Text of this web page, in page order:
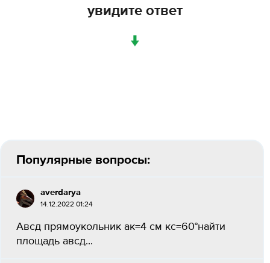
увидите ответ
↓
Популярные вопросы:
averdarya
14.12.2022 01:24
Авсд прямоукольник ак=4 см кс=60°найти
площадь авсд...